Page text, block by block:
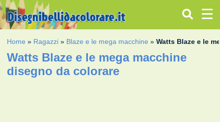
Home » Ragazzi » Blaze e le mega macchine »Watts Blaze e le
Watts Blaze e le mega macchine
disegno da colorare